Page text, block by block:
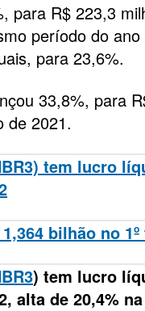
para R$ 223,3
período do
para 23,6%.
33,8%, para
de 2021.
tem lucro
bilhão no
) tem lucro
alta de 20,4%